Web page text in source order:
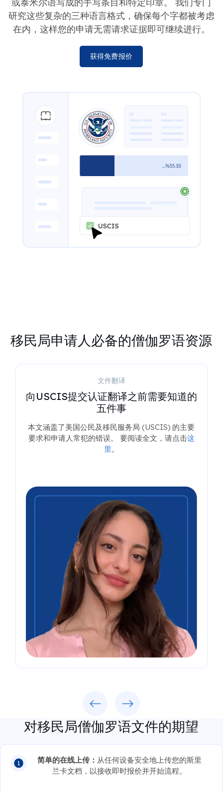
或泰米尔语写成的手写条目和特定印章。 我们专门
研究这些复杂的三种语言格式，确保每个字都被考虑
在内，这样您的申请无需请求证据即可继续进行。
获得免费报价
移民局申请人必备的僧伽罗语资源
文件翻译
您的移民局文件准备指南
移民美国是一个细致周密的过程，需要认真准备各
种文件。 阅读全文请点击 这里。
兰卡文档，以接收即时报价并开始流程。